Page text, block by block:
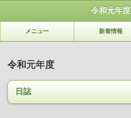
令和元年度
メニュー 新着情報
令和元年度
日誌